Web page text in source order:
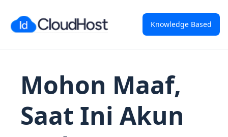
Knowledge Based
Mohon Maaf,
Saat Ini Akun